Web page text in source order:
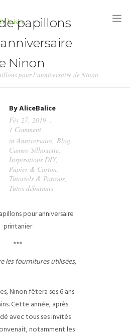
papillons
Ninon
pour l’anniversaire de Ninon
ByAliceBalice
Fév 27, 2019
1 Comment
in Anniversaire, Blog,
Cameo Silhouette,
Inspirations DIY,
Papier & Carton,
Tutoriels & Patrons,
Tutos débutants
pour anniversaire
printanier
***
les fournitures utilisées,
Ninon fêtera ses 6 ans
Cette année, après
avec tous ses invités
notamment les